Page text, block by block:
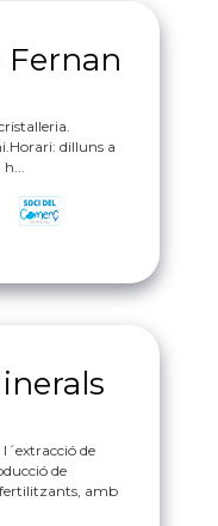
dilluns a
de
de
amb